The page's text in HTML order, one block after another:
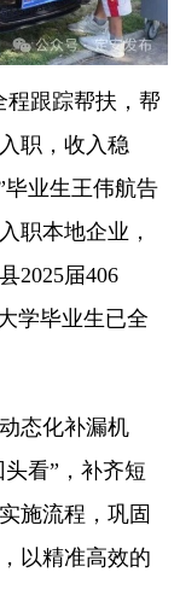
跟踪帮扶，帮
职，收入稳
毕业生王伟航告
职本地企业，
2025届406
学毕业生已全
态化补漏机
看”，补齐短
施流程，巩固
以精准高效的